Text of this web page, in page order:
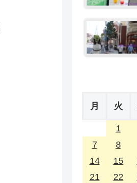
月 火
1
7
8
14
15
21
22